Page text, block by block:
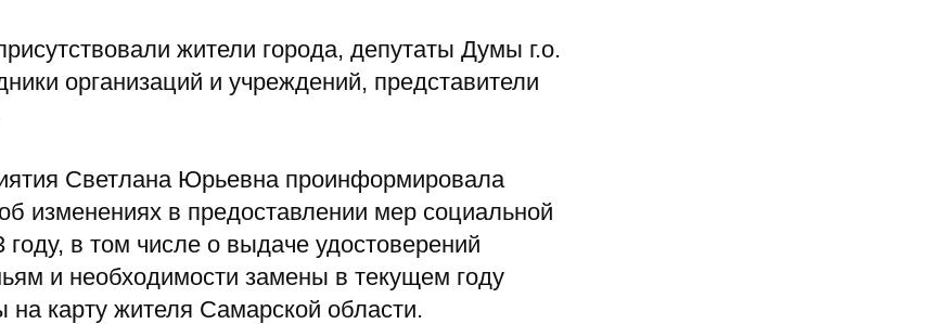
жители города, депутаты Думы г.о.
организаций и учреждений, представители
Светлана Юрьевна проинформировала
изменениях в предоставлении мер социальной
в том числе о выдаче удостоверений
и необходимости замены в текущем году
на карту жителя Самарской области.